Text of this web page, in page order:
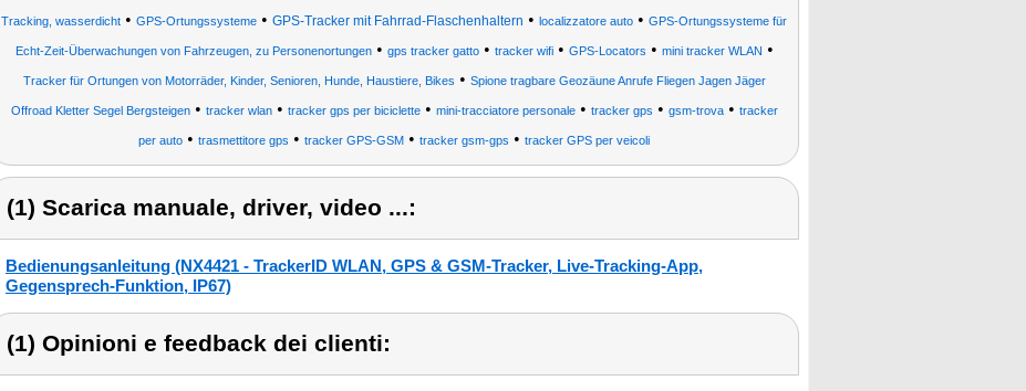
Tracking, wasserdicht • GPS-Ortungssysteme • GPS-Tracker mit Fahrrad-Flaschenhaltern • localizzatore auto • GPS-Ortungssysteme für
Echt-Zeit-Überwachungen von Fahrzeugen, zu Personenortungen• gps tracker gatto• tracker wifi• GPS-Locators • mini tracker WLAN •
Tracker für Ortungen von Motorräder, Kinder, Senioren, Hunde, Haustiere, Bikes • Spione tragbare Geozäune Anrufe Fliegen Jagen Jäger
Offroad Kletter Segel Bergsteigen• tracker wlan• tracker gps per biciclette• mini-tracciatore personale• tracker gps • gsm-trova• tracker
per auto • trasmettitore gps • tracker GPS-GSM • tracker gsm-gps • tracker GPS per veicoli
(1) Scarica manuale, driver, video ...:
Bedienungsanleitung (NX4421 - TrackerID WLAN, GPS & GSM-Tracker, Live-Tracking-App,
Gegensprech-Funktion, IP67)
(1) Opinioni e feedback dei clienti: